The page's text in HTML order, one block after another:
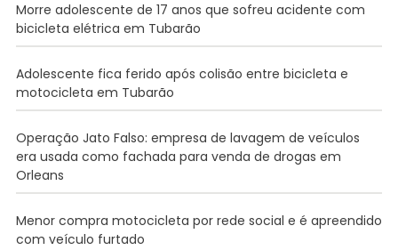
Morre adolescente de 17 anos que sofreu acidente com
bicicleta elétrica em Tubarão
Adolescente fica ferido após colisão entre bicicleta e
motocicleta em Tubarão
Operação Jato Falso: empresa de lavagem de veículos
era usada como fachada para venda de drogas em
Orleans
Menor compra motocicleta por rede social e é apreendido
com veículo furtado